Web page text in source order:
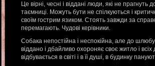
Це вірні, чесні і віддані люди, які не
таємниці. Можуть бути не спілкуються і
своїм гострим язиком. Стоять завжди за
перемагають. Чудові керівники.
Собака непостійна і неспокійна, але до
віддано і дбайливо охороняє своє житло і
відбувається в світі і в її душі, в будинку